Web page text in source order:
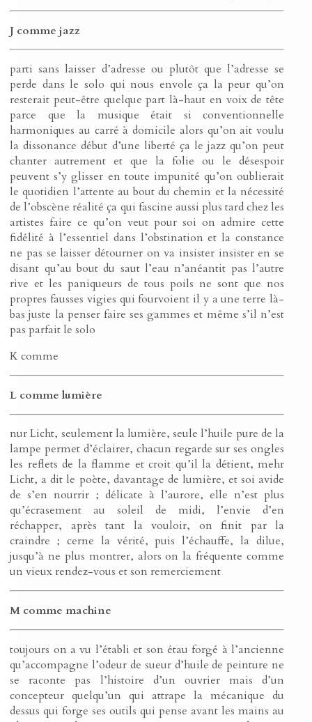
J comme jazz
parti sans laisser d’adresse ou plutôt que l’adresse se
perde dans le solo qui nous envole ça la peur qu’on
resterait peut-être quelque part là-haut en voix de tête
parce que la musique était si conventionnelle
harmoniques au carré à domicile alors qu’on ait voulu
la dissonance début d’une liberté ça le jazz qu’on peut
chanter autrement et que la folie ou le désespoir
peuvent s’y glisser en toute impunité qu’on oublierait
le quotidien l’attente au bout du chemin et la nécessité
de l’obscène réalité ça qui fascine aussi plus tard chez les
artistes faire ce qu’on veut pour soi on admire cette
fidélité à l’essentiel dans l’obstination et la constance
ne pas se laisser détourner on va insister insister en se
disant qu’au bout du saut l’eau n’anéantit pas l’autre
rive et les paniqueurs de tous poils ne sont que nos
propres fausses vigies qui fourvoient il y a une terre là-
bas juste la penser faire ses gammes et même s’il n’est
pas parfait le solo
K comme
L comme lumière
nur Licht, seulement la lumière, seule l’huile pure de la
lampe permet d’éclairer, chacun regarde sur ses ongles
les reflets de la flamme et croit qu’il la détient, mehr
Licht, a dit le poète, davantage de lumière, et soi avide
de s’en nourrir ; délicate à l’aurore, elle n’est plus
qu’écrasement au soleil de midi, l’envie d’en
réchapper, après tant la vouloir, on finit par la
craindre ; cerne la vérité, puis l’échauffe, la dilue,
jusqu’à ne plus montrer, alors on la fréquente comme
un vieux rendez-vous et son remerciement
M comme machine
toujours on a vu l’établi et son étau forgé à l’ancienne
qu’accompagne l’odeur de sueur d’huile de peinture ne
se raconte pas l’histoire d’un ouvrier mais d’un
concepteur quelqu’un qui attrape la mécanique du
dessus qui forge ses outils qui pense avant les mains au